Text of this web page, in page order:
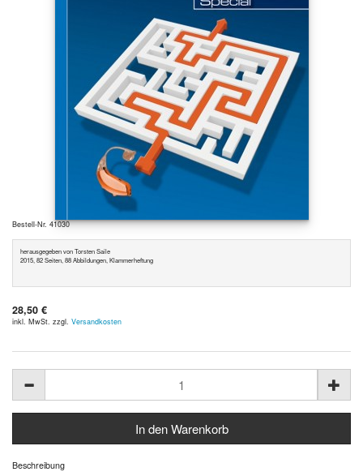
Bestell-Nr. 41030
herausgegeben von Torsten Saile
2015, 82 Seiten, 88 Abbildungen, Klammerheftung
28,50 €
inkl. MwSt. zzgl. Versandkosten
Beschreibung